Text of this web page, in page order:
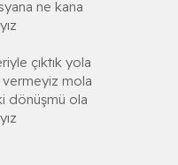
ne kana
çıktık yola
mola
dönüşmü ola